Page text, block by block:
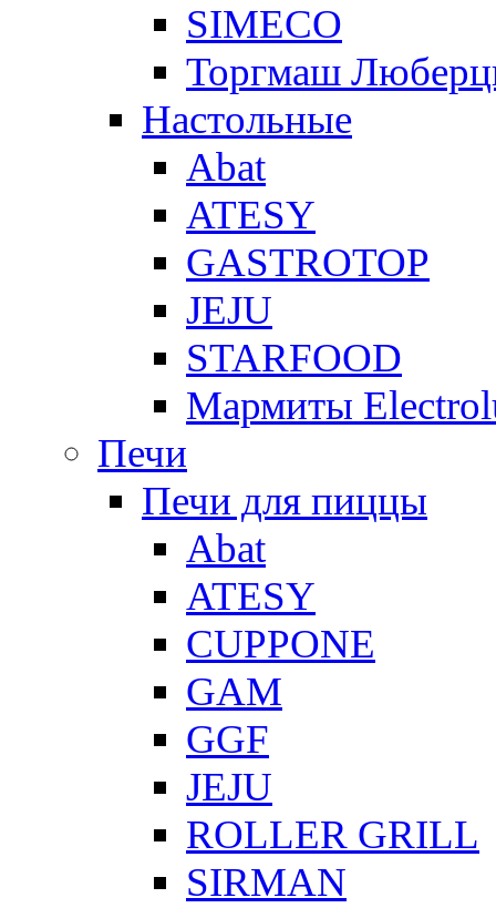
SIMECO
Торгмаш
Настольные
Abat
ATESY
GASTROTOP
JEJU
STARFOOD
Мармиты
Печи
Печи для пиццы
Abat
ATESY
CUPPONE
GAM
GGF
JEJU
ROLLER GRILL
SIRMAN